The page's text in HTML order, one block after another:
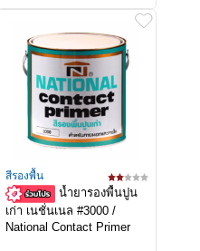
สีรองพื้น
น้ำยารองพื้นปูน
เก่า เนชั่นเนล #3000 /
National Contact Primer